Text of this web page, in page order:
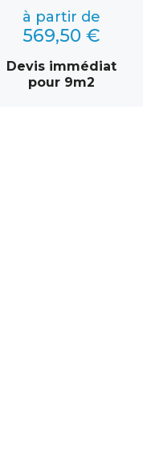
à partir de
569,50 €
Devis immédiat
pour 9m2